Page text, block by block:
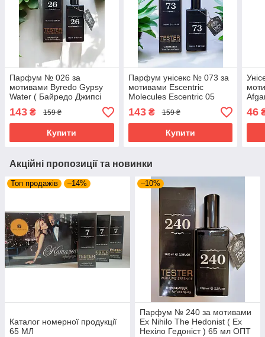
Парфум № 026 за
мотивами Byredo Gypsy
Water ( Байредо Джипсі
143 ₴ 159 ₴
Купити
Парфум унісекс № 073 за
мотивами Escentric
Molecules Escentric 05
Ексцентрик 05) 65 мл
143₴ 159 ₴
Купити
46
Акційні пропозиції та новинки
Топ продажів –14%
Каталог номерної продукції
65 МЛ
–10%
Парфум № 240 за мотивами
Ex Nihilo The Hedonist ( Ех
Нехіло Гедоніст ) 65 мл ОПТ